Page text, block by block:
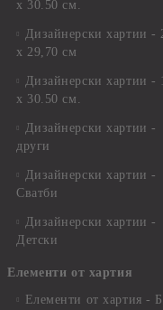
х 30.50 см.
Дизайнерски хартии -
х 29,70 см
Дизайнерски хартии -
x 30.50 см.
Дизайнерски хартии -
други
Дизайнерски хартии -
Сватби
Дизайнерски хартии -
Детски
Елементи от хартия
Елементи от хартия -